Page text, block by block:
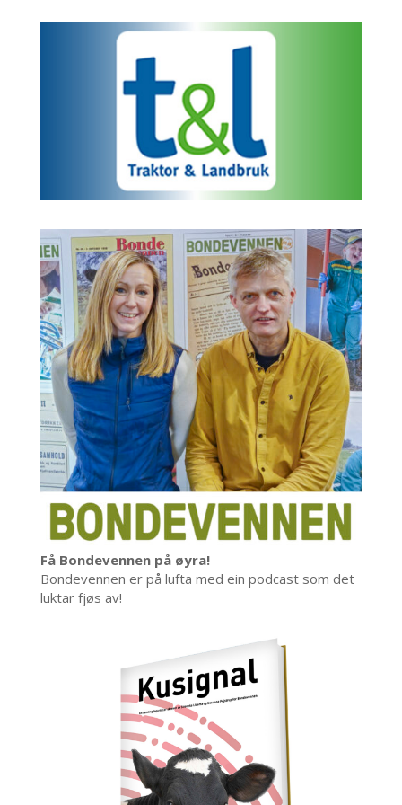
Få Bondevennen på øyra!
Bondevennen er på lufta med ein podcast som det
luktar fjøs av!